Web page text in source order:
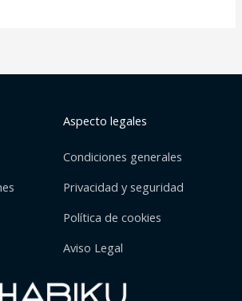
Aspecto legales
Condiciones generales
Privacidad y seguridad
Política de cookies
Aviso Legal